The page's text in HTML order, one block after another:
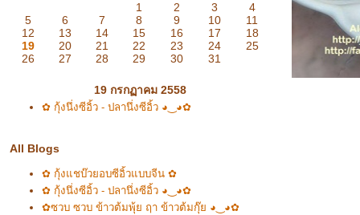
1
2 3
4
5
6 7 8 9 10
11
12
13 14 15 16 17
18
19
20 21 22 23 24
25
26
27 28 29 30 31
19 กรกฏาคม 2558
✿ กุ้งนึ่งซีอิ้ว - ปลานึ่งซีอิ้ว ◕‿◕✿
All Blogs
✿ กุ้งแชบ๊วยอบซีอิ้วแบบจีน ✿
✿ กุ้งนึ่งซีอิ้ว - ปลานึ่งซีอิ้ว ◕‿◕✿
✿ซวบ ซวบ ข้าวต้มพุ้ย ฤา ข้าวต้มกุ๊ย ◕‿◕✿